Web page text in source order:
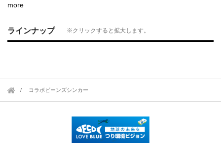
more
ラインナップ ※クリックすると拡大します。
コラボビーンズシンカー